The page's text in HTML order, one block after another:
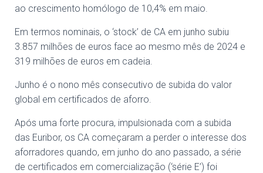
ao crescimento homólogo de 10,4% em maio.
Em termos nominais, o ‘stock’ de CA em junho subiu
3.857 milhões de euros face ao mesmo mês de 2024 e
319 milhões de euros em cadeia.
Junho é o nono mês consecutivo de subida do valor
global em certificados de aforro.
Após uma forte procura, impulsionada com a subida
das Euribor, os CA começaram a perder o interesse dos
aforradores quando, em junho do ano passado, a série
de certificados em comercialização (‘série E’) foi